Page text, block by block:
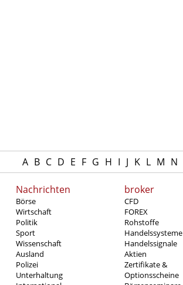
A B C D E F G H I J K L M N
Nachrichten
Börse
Wirtschaft
Politik
Sport
Wissenschaft
Ausland
Polizei
Unterhaltung
broker
CFD
FOREX
Rohstoffe
Handelssysteme
Handelssignale
Aktien
Zertifikate &
Optionsscheine